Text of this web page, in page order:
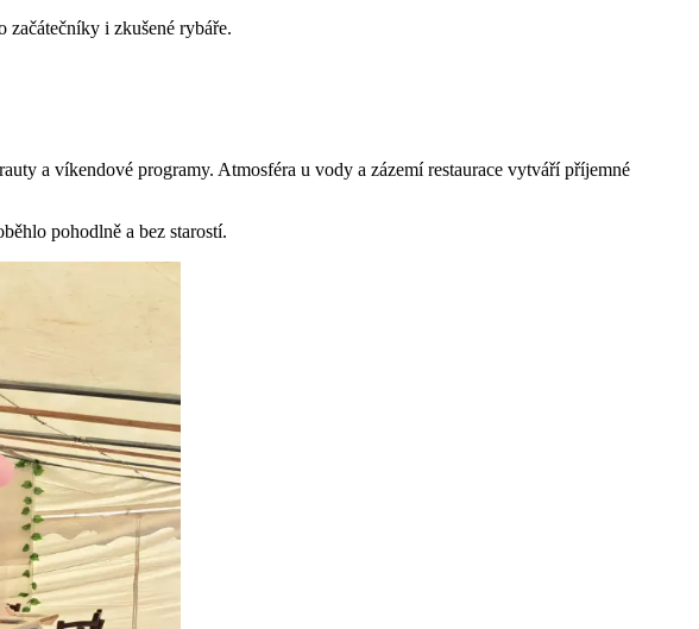
i zkušené rybáře.
a víkendové programy. Atmosféra u vody a zázemí restaurace vytváří příjemné
pohodlně a bez starostí.